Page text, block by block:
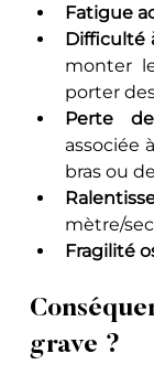
Fatigue
Difficulté
monter
porter
Perte
associée
bras ou
mètre/
Fragilité
grave ?